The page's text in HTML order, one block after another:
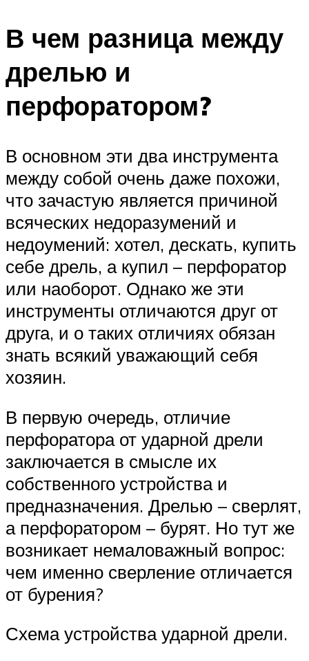
В чем разница между
дрелью и
перфоратором?
В основном эти два инструмента
между собой очень даже похожи,
что зачастую является причиной
всяческих недоразумений и
недоумений: хотел, дескать, купить
себе дрель, а купил – перфоратор
или наоборот. Однако же эти
инструменты отличаются друг от
друга, и о таких отличиях обязан
знать всякий уважающий себя
хозяин.
В первую очередь, отличие
перфоратора от ударной дрели
заключается в смысле их
собственного устройства и
предназначения. Дрелью – сверлят,
а перфоратором – бурят. Но тут же
возникает немаловажный вопрос:
чем именно сверление отличается
от бурения?
Схема устройства ударной дрели.